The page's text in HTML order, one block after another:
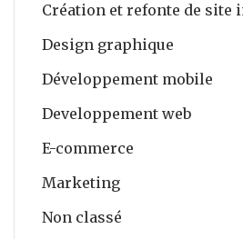
Création et refonte de site
Design graphique
Développement mobile
Developpement web
E-commerce
Marketing
Non classé